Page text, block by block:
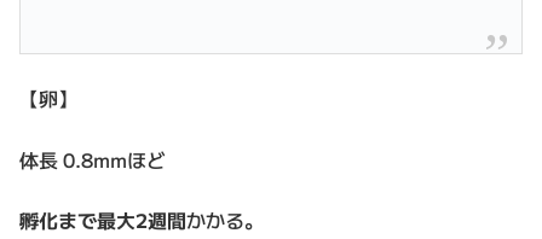
【卵】
体長 0.8mmほど
孵化まで最大2週間かかる。